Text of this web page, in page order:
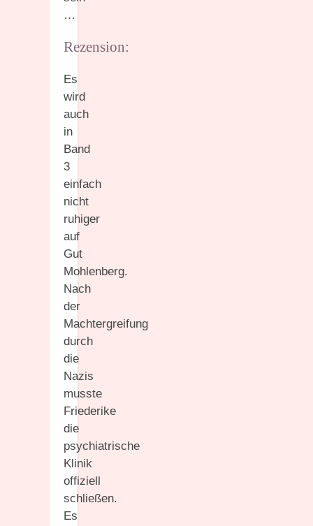
…
Rezension:
Es
wird
auch
in
Band
3
einfach
nicht
ruhiger
auf
Gut
Mohlenberg.
Nach
der
Machtergreifung
durch
die
Nazis
musste
Friederike
die
psychiatrische
Klinik
offiziell
schließen.
Es